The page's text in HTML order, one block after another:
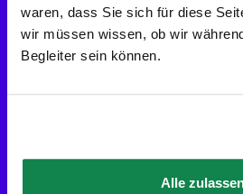
waren, dass Sie sich für diese
wir müssen wissen, ob wir
Begleiter sein können.
Alle
Aide
Entreprise
Les localités Batmaid